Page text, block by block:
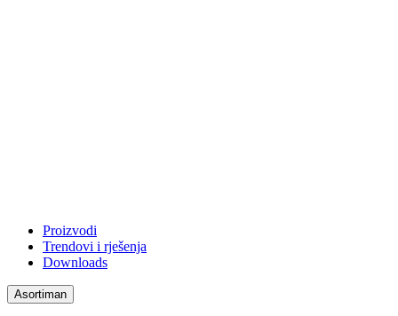
Proizvodi
Trendovi i rješenja
Downloads
Asortiman